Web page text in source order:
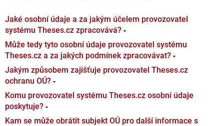
Jaké osobní údaje a za jakým účelem provozovatel
systému Theses.cz zpracovává?
Může tedy tyto osobní údaje provozovatel systému
Theses.cz a za jakých podmínek zpracovávat?
Jakým způsobem zajišťuje provozovatel Theses.cz
ochranu OÚ?
Komu provozovatel systému Theses.cz osobní údaje
poskytuje?
Kam se může obrátit subjekt OÚ pro další informace s